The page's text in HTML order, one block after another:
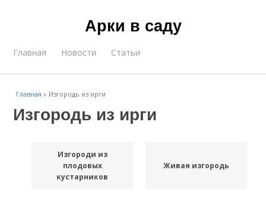
Арки в саду
Главная Новости Статьи
Главная » Изгородь из ирги
Изгородь из ирги
Изгороди из
плодовых
кустарников
Живая изгородь